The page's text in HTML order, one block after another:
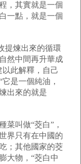
，其實就是一個
一點，就是一個
提煉出來的循環
然中間再升華成
此解釋，自己
是一個純油，
出來的就是
菜叫做“茭白”，
界只有在中國的
；其他國家的茭
大物，“茭白中